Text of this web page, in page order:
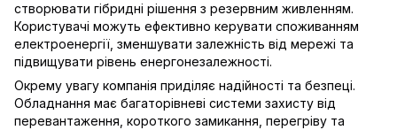
створювати гібридні рішення з резервним живленням.
Користувачі можуть ефективно керувати споживанням
електроенергії, зменшувати залежність від мережі та
підвищувати рівень енергонезалежності.
Окрему увагу компанія приділяє надійності та безпеці.
Обладнання має багаторівневі системи захисту від
перевантаження, короткого замикання, перегріву та